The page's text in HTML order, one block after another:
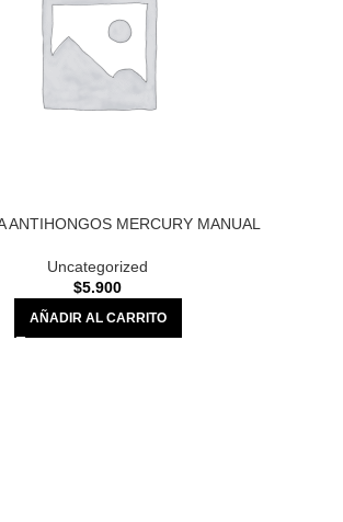
ANTIHONGOS MERCURY MANUAL
Uncategorized
$5.900
AÑADIR AL CARRITO